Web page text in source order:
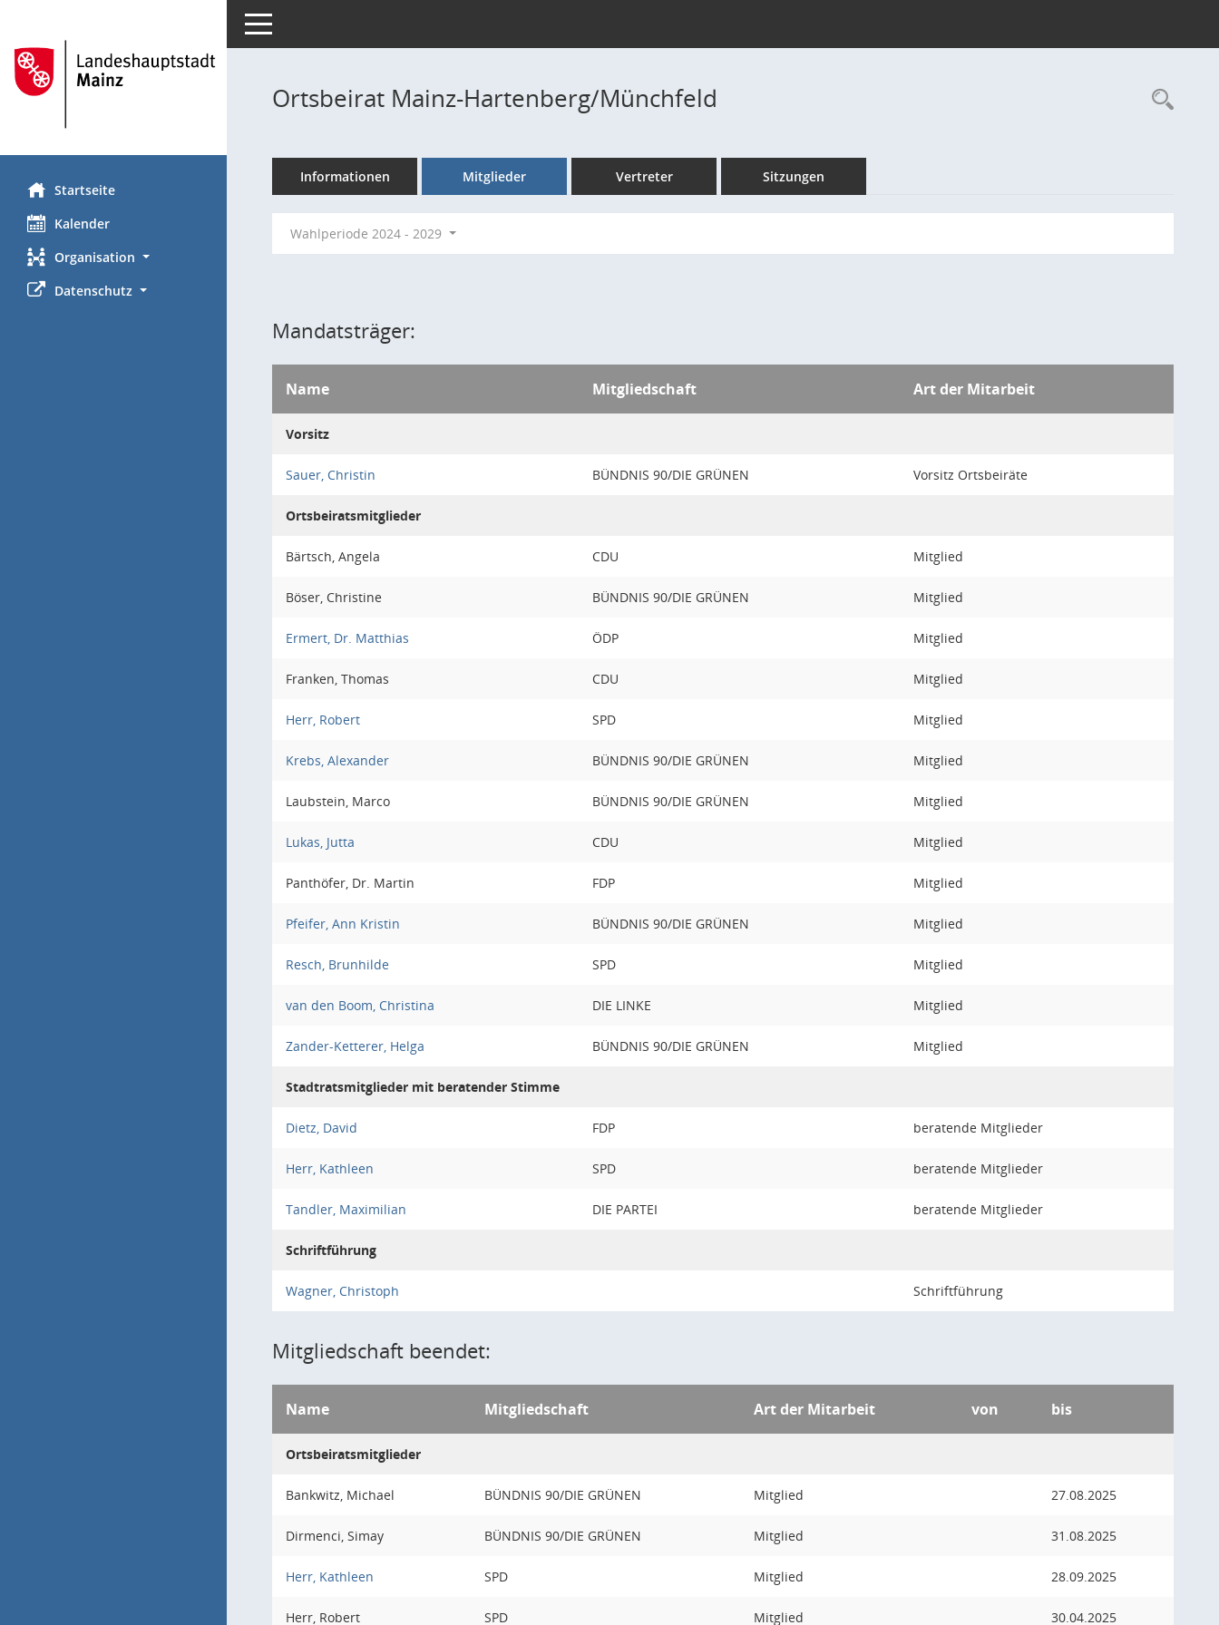
Startseite
Kalender
Organisation
Datenschutz
Toggle navigation
Ortsbeirat Mainz-Hartenberg/Münchfeld
Informationen Mitglieder Vertreter Sitzungen
Wahlperiode 2024 - 2029
Mandatsträger:
Name Mitgliedschaft Art der Mitarbeit
Vorsitz
Sauer, Christin BÜNDNIS 90/DIE GRÜNEN Vorsitz Ortsbeiräte
Ortsbeiratsmitglieder
Bärtsch, Angela CDU Mitglied
Böser, Christine BÜNDNIS 90/DIE GRÜNEN Mitglied
Ermert, Dr. Matthias ÖDP Mitglied
Franken, Thomas CDU Mitglied
Herr, Robert SPD Mitglied
Krebs, Alexander BÜNDNIS 90/DIE GRÜNEN Mitglied
Laubstein, Marco BÜNDNIS 90/DIE GRÜNEN Mitglied
Lukas, Jutta CDU Mitglied
Panthöfer, Dr. Martin FDP Mitglied
Pfeifer, Ann Kristin BÜNDNIS 90/DIE GRÜNEN Mitglied
Resch, Brunhilde SPD Mitglied
van den Boom, Christina DIE LINKE Mitglied
Zander-Ketterer, Helga BÜNDNIS 90/DIE GRÜNEN Mitglied
Stadtratsmitglieder mit beratender Stimme
Dietz, David FDP beratende Mitglieder
Herr, Kathleen SPD beratende Mitglieder
Tandler, Maximilian DIE PARTEI beratende Mitglieder
Schriftführung
Wagner, Christoph Schriftführung
Mitgliedschaft beendet:
Name Mitgliedschaft Art der Mitarbeit von bis
Ortsbeiratsmitglieder
Bankwitz, Michael BÜNDNIS 90/DIE GRÜNEN Mitglied 27.08.2025
Dirmenci, Simay BÜNDNIS 90/DIE GRÜNEN Mitglied 31.08.2025
Herr, Kathleen SPD Mitglied 28.09.2025
Herr, Robert SPD Mitglied 30.04.2025